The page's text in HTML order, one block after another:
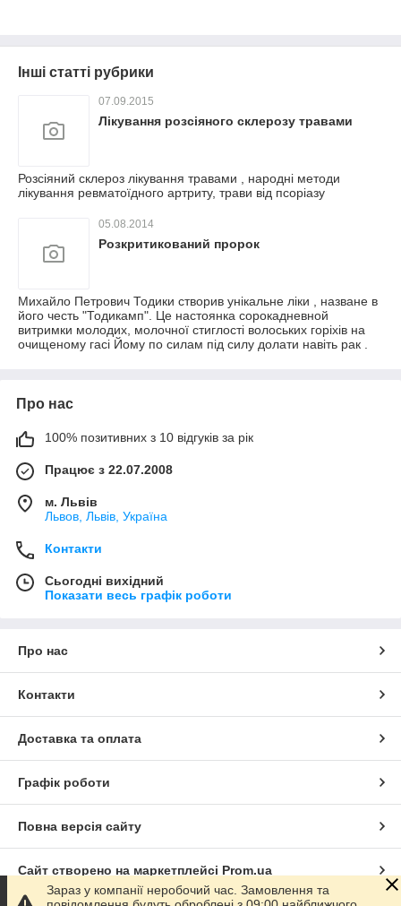
Інші статті рубрики
07.09.2015
Лікування розсіяного склерозу травами
Розсіяний склероз лікування травами , народні методи
лікування ревматоїдного артриту, трави від псоріазу
05.08.2014
Розкритикований пророк
Михайло Петрович Тодики створив унікальне ліки , назване в
його честь "Тодикамп". Це настоянка сорокадневной
витримки молодих, молочної стиглості волоських горіхів на
очищеному гасі Йому по силам під силу долати навіть рак .
Про нас
100% позитивних з 10 відгуків за рік
Працює з 22.07.2008
м. Львів
Львов, Львів, Україна
Контакти
Сьогодні вихідний
Показати весь графік роботи
Про нас
Контакти
Доставка та оплата
Графік роботи
Повна версія сайту
Сайт створено на маркетплейсі Prom.ua
Зараз у компанії неробочий час. Замовлення та